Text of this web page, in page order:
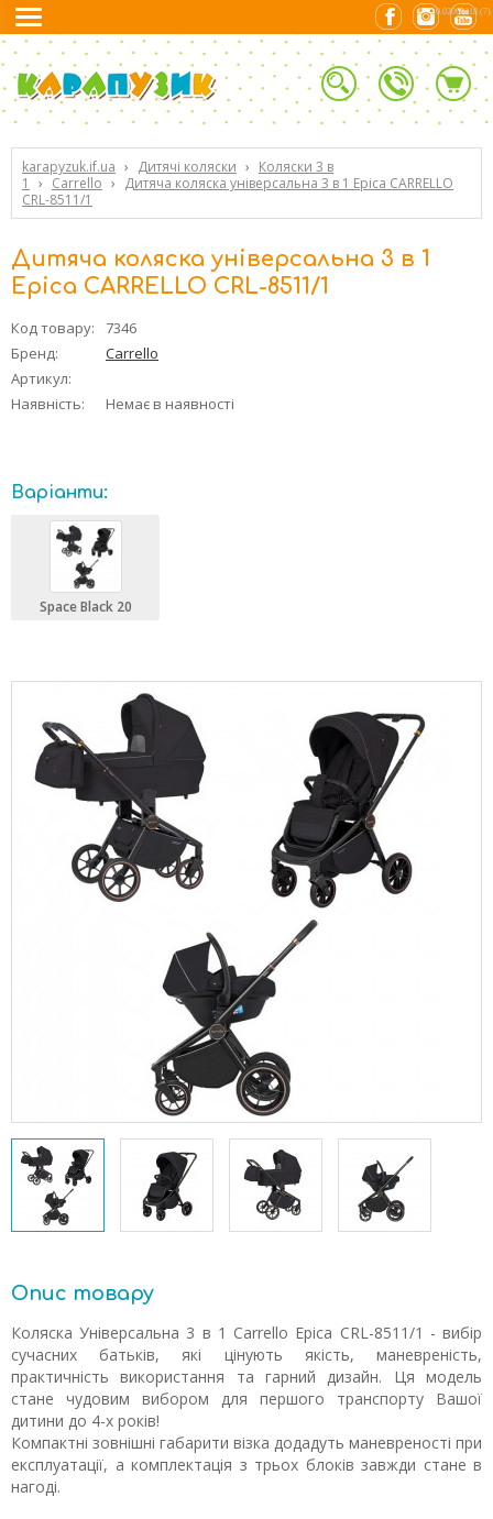
karapyzuk.if.ua › Дитячі коляски › Коляски 3 в
1
› Carrello › Дитяча коляска універсальна 3 в 1 Epica CARRELLO
CRL-8511/1
Дитяча коляска універсальна 3 в 1
Epica CARRELLO CRL-8511/1
Код товару:
7346
Бренд:
Carrello
Артикул:
Наявність:
Немає в наявності
Варіанти:
Space Black 20
Опис товару
Коляска Універсальна 3 в 1 Carrello Epica CRL-8511/1 - вибір
сучасних батьків, які цінують якість, маневреність,
практичність використання та гарний дизайн. Ця модель
стане чудовим вибором для першого транспорту Вашої
дитини до 4-х років!
Компактні зовнішні габарити візка додадуть маневреності при
експлуатації, а комплектація з трьох блоків завжди стане в
нагоді.
0.02060318 (7)